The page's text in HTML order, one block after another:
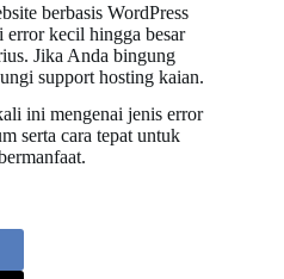
berbasis WordPress
error kecil hingga besar
Jika Anda bingung
support hosting kaian.
ini mengenai jenis error
serta cara tepat untuk